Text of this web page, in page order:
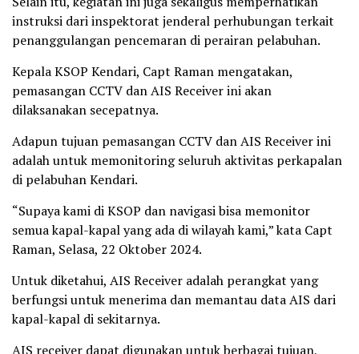
instruksi dari inspektorat jenderal perhubungan terkait
penanggulangan pencemaran di perairan pelabuhan.
Kepala KSOP Kendari, Capt Raman mengatakan,
pemasangan CCTV dan AIS Receiver ini akan
dilaksanakan secepatnya.
Adapun tujuan pemasangan CCTV dan AIS Receiver ini
adalah untuk memonitoring seluruh aktivitas perkapalan
di pelabuhan Kendari.
“Supaya kami di KSOP dan navigasi bisa memonitor
semua kapal-kapal yang ada di wilayah kami,” kata Capt
Raman, Selasa, 22 Oktober 2024.
Untuk diketahui, AIS Receiver adalah perangkat yang
berfungsi untuk menerima dan memantau data AIS dari
kapal-kapal di sekitarnya.
AIS receiver dapat digunakan untuk berbagai tujuan,